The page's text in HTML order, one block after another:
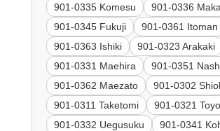
901-0335 Komesu
901-0336
901-0345 Fukuji
901-0361 Itoman
901-0363 Ishiki
901-0323 Arakaki
901-0331 Maehira
901-0351
901-0362 Maezato
901-0302
901-0311 Taketomi
901-0321
901-0332 Uegusuku
901-0341